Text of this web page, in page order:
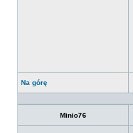
Na górę
Minio76